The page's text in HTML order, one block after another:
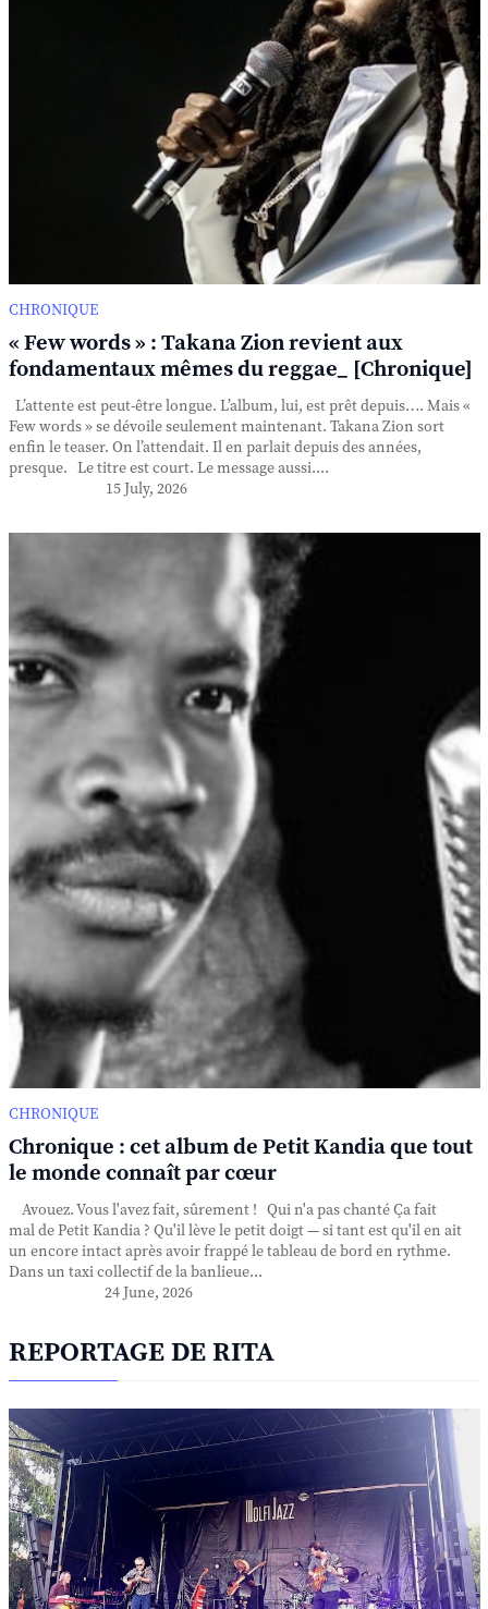
CHRONIQUE
« Few words » : Takana Zion revient aux
fondamentaux mêmes du reggae_ [Chronique]
L’attente est peut-être longue. L’album, lui, est prêt depuis…. Mais «
Few words » se dévoile seulement maintenant. Takana Zion sort
enfin le teaser. On l’attendait. Il en parlait depuis des années,
presque. Le titre est court. Le message aussi....
15 July, 2026
CHRONIQUE
Chronique : cet album de Petit Kandia que tout
le monde connaît par cœur
Avouez. Vous l'avez fait, sûrement ! Qui n'a pas chanté Ça fait
mal de Petit Kandia ? Qu'il lève le petit doigt — si tant est qu'il en ait
un encore intact après avoir frappé le tableau de bord en rythme.
Dans un taxi collectif de la banlieue...
24 June, 2026
REPORTAGE DE RITA